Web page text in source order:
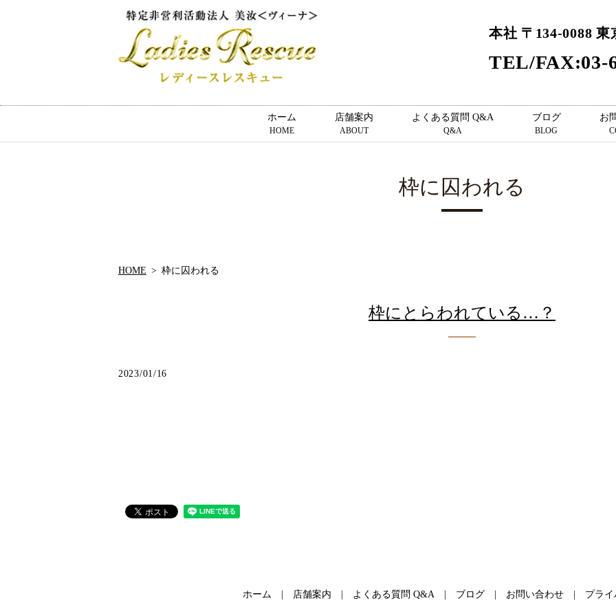
本社 〒134-0088
TEL/FAX:03-
ホーム
HOME
店舗案内
ABOUT
よくある質問 Q&A
Q&A
ブログ
BLOG
お
枠に囚われる
HOME 枠に囚われる
枠にとらわれている…？
2023/01/16
ホーム 店舗案内 よくある質問 Q&A ブログ お問い合わせ プラ